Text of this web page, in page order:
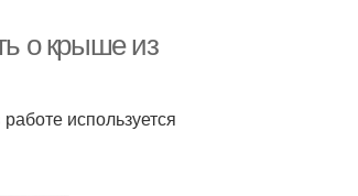
о крыше из
используется